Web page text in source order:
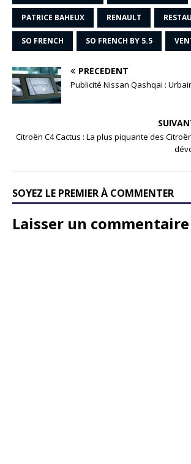
PATRICE BAHEUX RENAULT
SO FRENCH SO FRENCH BY 5.5
PRÉCÉDENT
Publicité Nissan Qashqai :
Citroën C4 Cactus : La plus piquante des
SOYEZ LE PREMIER À COMMENTER
Laisser un commentaire